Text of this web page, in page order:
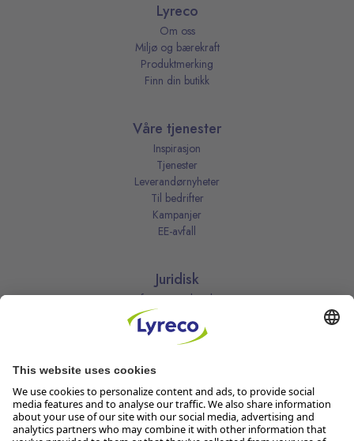
Lyreco
Om oss
Miljø og bærekraft
Produktmerking
Finn din butikk
Våre tjenester
Inspirasjon
Tjenester
Leverandørnyheter
Til bedrifter
Kampanjer
EE-avfall
Juridisk
Informasjonskapsler
Kjøpsbetingelser
Personvernerklæring
Vilkår
Vilkår for kundeklubben
Åpenhetsloven
Endre dine personvernsinnstillinger